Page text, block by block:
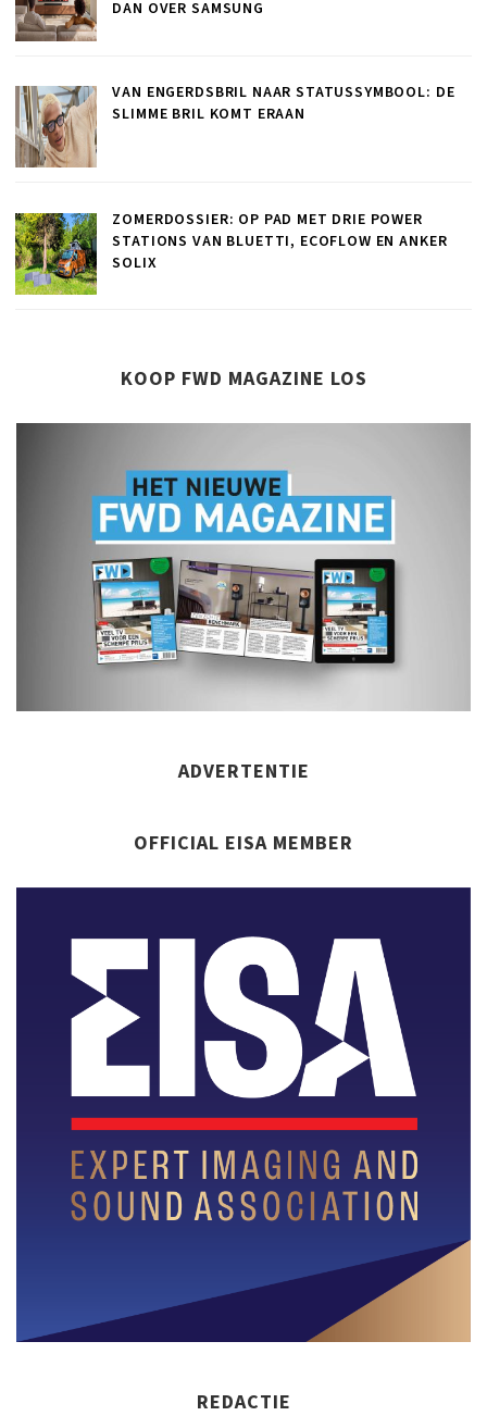
DAN OVER SAMSUNG
VAN ENGERDSBRIL NAAR STATUSSYMBOOL: DE
SLIMME BRIL KOMT ERAAN
ZOMERDOSSIER: OP PAD MET DRIE POWER
STATIONS VAN BLUETTI, ECOFLOW EN ANKER
SOLIX
KOOP FWD MAGAZINE LOS
ADVERTENTIE
OFFICIAL EISA MEMBER
REDACTIE